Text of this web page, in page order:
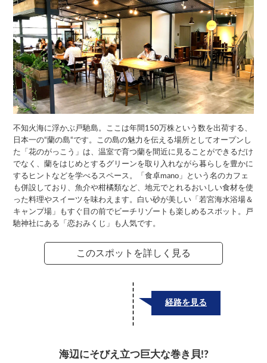
不知火海に浮かぶ戸馳島。ここは年間150万株という数を出荷する、
日本一の“蘭の島“です。この島の魅力を伝える場所としてオープンし
た「花のがっこう」は、温室で育つ蘭を間近に見ることができるだけ
でなく、蘭をはじめとするグリーンを取り入れながら暮らしを豊かに
するヒントなどを学べるスペース。「食卓mano」という名のカフェ
も併設しており、魚介や柑橘類など、地元でとれるおいしい食材を使
った料理やスイーツを味わえます。白い砂が美しい「若宮海水浴場＆
キャンプ場」もすぐ目の前でビーチリゾートも楽しめるスポット。戸
馳神社にある「恋おみくじ」も人気です。
このスポットを詳しく見る
経路を見る
海辺にそびえ立つ巨大な巻き貝!?